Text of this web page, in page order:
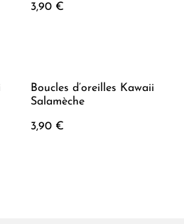
3,90 €
Boucles d’oreilles Kawaii
Salamèche
3,90 €